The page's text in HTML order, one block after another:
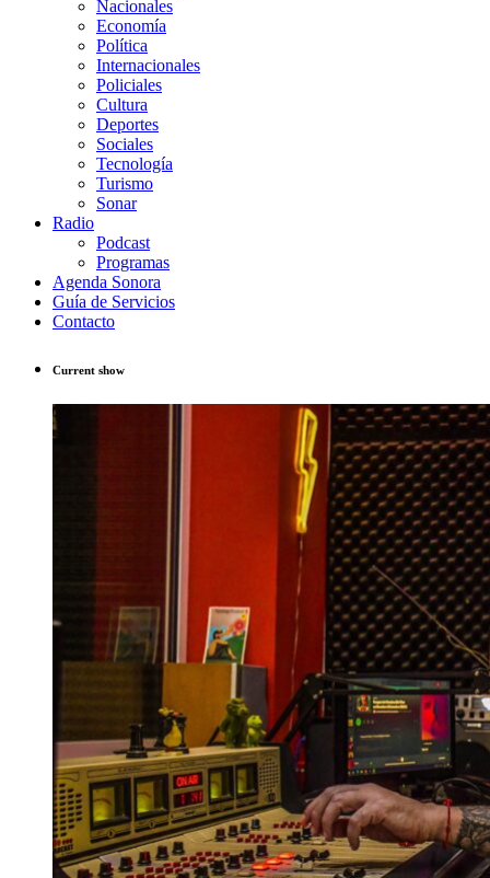
Nacionales
Economía
Política
Internacionales
Policiales
Cultura
Deportes
Sociales
Tecnología
Turismo
Sonar
Radio
Podcast
Programas
Agenda Sonora
Guía de Servicios
Contacto
Current show